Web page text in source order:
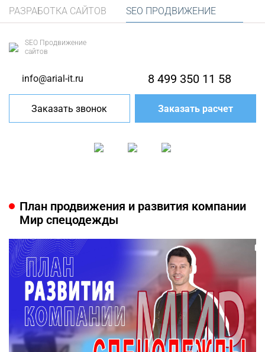
РАЗРАБОТКА САЙТОВ SEO ПРОДВИЖЕНИЕ
SEO Продвижение
сайтов
info@arial-it.ru
Заказать звонок
8 499 350 11 58
Заказать расчет
План продвижения и развития компании
Мир спецодежды